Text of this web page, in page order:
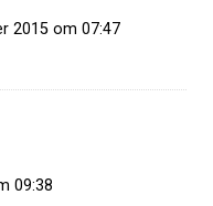
2015 om 07:47
09:38